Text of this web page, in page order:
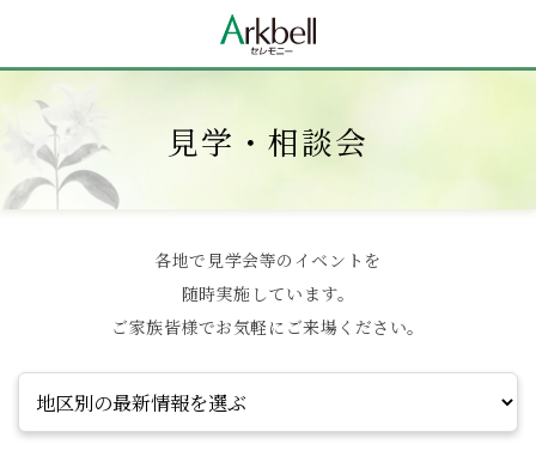
見学・相談会
各地で見学会等のイベントを
随時実施しています。
ご家族皆様でお気軽にご来場ください。